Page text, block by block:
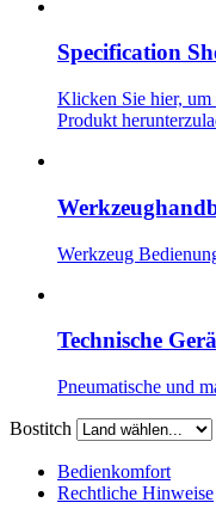
Specification
Klicken Sie hier, um
Produkt
Werkzeug
Technische
Pneumatische und
Bostitch
Bedienkomfort
Rechtliche Hinweise